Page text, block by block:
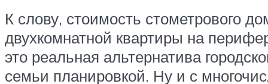
К слову, стоимость стометрового
двухкомнатной квартиры на
это реальная альтернатива
семьи планировкой. Ну и с